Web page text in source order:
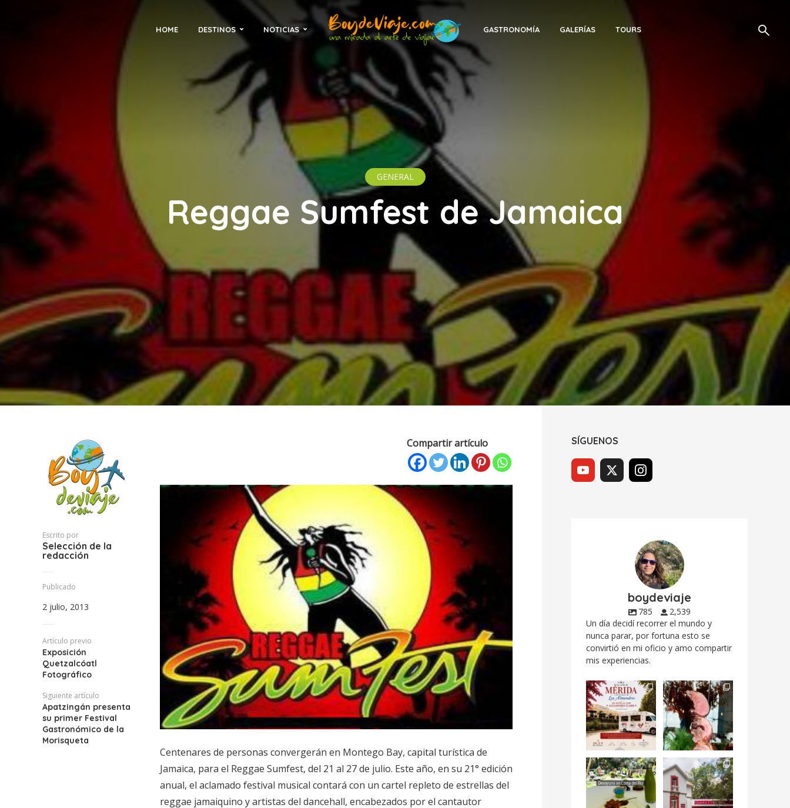
HOME DESTINOS NOTICIAS GASTRONOMÍA GALERÍAS TOURS
GENERAL
Reggae Sumfest de Jamaica
Escrito por
Selección de la
redacción
Publicado
2 julio, 2013
Artículo previo
Exposición
Quetzalcóatl
Fotográfico
Siguiente artículo
Apatzingán presenta
su primer Festival
Gastronómico de la
Morisqueta
Compartir artículo
Centenares de personas convergerán en Montego Bay, capital turística de
Jamaica, para el Reggae Sumfest, del 21 al 27 de julio. Este año, en su 21° edición
anual, el aclamado festival musical contará con un cartel repleto de estrellas del
reggae jamaiquino y artistas del dancehall, encabezados por el cantautor
SÍGUENOS
boydeviaje
785
2,539
Un día decidí recorrer el mundo y
nunca parar, por fortuna esto se
convirtió en mi oficio y amo compartir
mis experiencias.
Siempre me mueven
las causas y comer
con causa es...
12 0
Fuimos a celebrar a
mis dos #mamás
más cercanas mi...
17 0
Levantarse, escuchar
el río correr y sentir
el...
19 0
Esta
#NochedeMuseos
en la
#QuintaColorada
el...